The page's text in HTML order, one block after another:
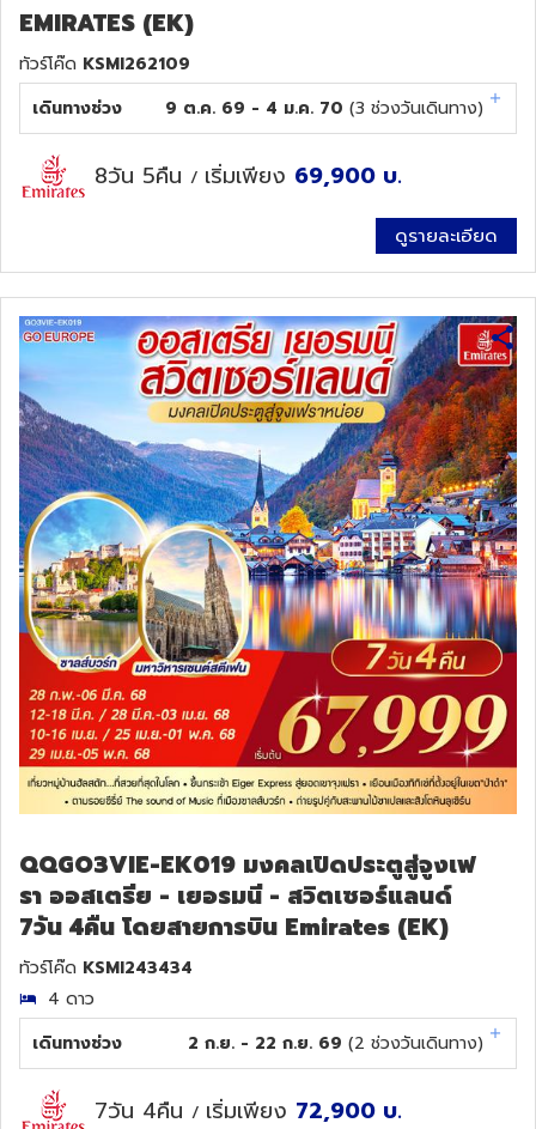
EMIRATES (EK)
ทัวร์โค๊ด KSMI262109
เดินทางช่วง
9 ต.ค. 69 - 4 ม.ค. 70 (3 ช่วงวันเดินทาง)
8วัน 5คืน / เริ่มเพียง 69,900 บ.
ดูรายละเอียด
QQGO3VIE-EK019 มงคลเปิดประตูสู่จูงเฟ
รา ออสเตรีย - เยอรมนี - สวิตเซอร์แลนด์
7วัน 4คืน โดยสายการบิน Emirates (EK)
ทัวร์โค๊ด KSMI243434
4 ดาว
เดินทางช่วง
2 ก.ย. - 22 ก.ย. 69 (2 ช่วงวันเดินทาง)
7วัน 4คืน / เริ่มเพียง 72,900 บ.